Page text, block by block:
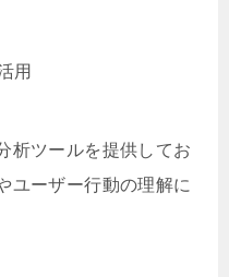
用
析ツールを提供してお
ユーザー行動の理解に